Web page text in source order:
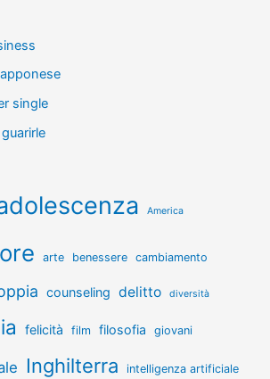
single
America
arte benessere cambiamento
counseling delitto diversità
felicità film filosofia giovani
Inghilterra intelligenza artificiale